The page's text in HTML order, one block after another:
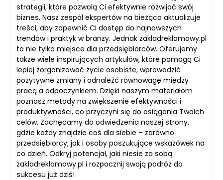
strategii, które pozwolą Ci efektywnie rozwijać swój
biznes. Nasz zespół ekspertów na bieżąco aktualizuje
treści, aby zapewnić Ci dostęp do najnowszych
trendów i praktyk w branży. Jednak zakladreklamowy.pl
to nie tylko miejsce dla przedsiębiorców. Oferujemy
także wiele inspirujących artykułów, które pomogą Ci
lepiej zorganizować życie osobiste, wprowadzić
pozytywne zmiany i odnaleźć równowagę między
pracą a odpoczynkiem. Dzięki naszym materiałom
poznasz metody na zwiększenie efektywności i
produktywności, co przyczyni się do osiągania Twoich
celów. Zachęcamy do odwiedzenia naszej strony,
gdzie każdy znajdzie coś dla siebie – zarówno
przedsiębiorcy, jak i osoby poszukujące wskazówek na
co dzień. Odkryj potencjał, jaki niesie za sobą
zakladreklamowy.pl i rozpocznij swoją podróż do
sukcesu już dziś!